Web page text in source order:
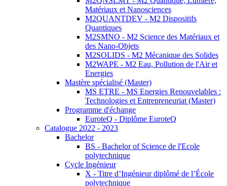
Matériaux et Nanosciences
M2QUANTDEV - M2 Dispositifs
Quantiques
M2SMNO - M2 Science des Matériaux et
des Nano-Objets
M2SOLIDS - M2 Mécanique des Solides
M2WAPE - M2 Eau, Pollution de l'Air et
Energies
Mastère spécialisé (Master)
MS ETRE - MS Energies Renouvelables :
Technologies et Entrepreneuriat (Master)
Programme d'échange
EuroteQ - Diplôme EuroteQ
Catalogue 2022 - 2023
Bachelor
BS - Bachelor of Science de l'Ecole
polytechnique
Cycle Ingénieur
X - Titre d’Ingénieur diplômé de l’École
polytechnique